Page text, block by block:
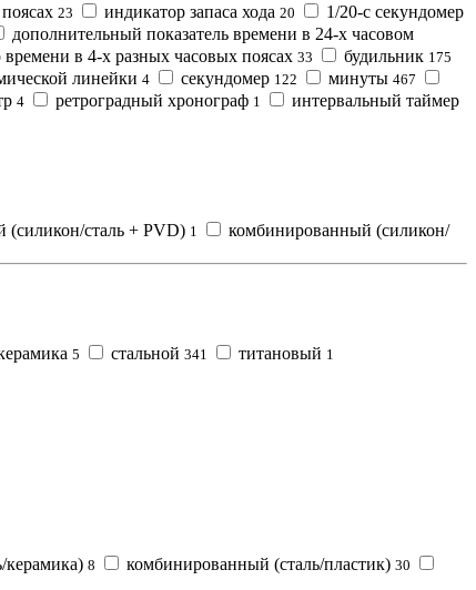
23 индикатор запаса хода 20 1/20-с секундомер
дополнительный показатель времени в 24-х часовом
в 4-х разных часовых поясах 33 будильник 175
линейки 4 секундомер 122 минуты 467
4 ретроградный хронограф 1 интервальный таймер
(силикон/сталь + PVD) 1
комбинированный (силикон/
5 стальной 341 титановый 1
керамика) 8 комбинированный (сталь/пластик) 30